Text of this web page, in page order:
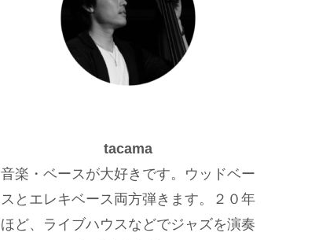
tacama
音楽・ベースが大好きです。ウッドベー
スとエレキベース両方弾きます。２０年
ほど、ライブハウスなどでジャズを演奏